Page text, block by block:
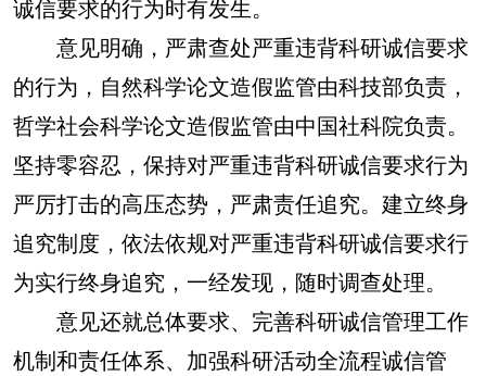
诚信要求的行为时有发生。
意见明确，严肃查处严重违背科研诚信要求
的行为，自然科学论文造假监管由科技部负责，
哲学社会科学论文造假监管由中国社科院负责。
坚持零容忍，保持对严重违背科研诚信要求行为
严厉打击的高压态势，严肃责任追究。建立终身
追究制度，依法依规对严重违背科研诚信要求行
为实行终身追究，一经发现，随时调查处理。
意见还就总体要求、完善科研诚信管理工作
机制和责任体系、加强科研活动全流程诚信管